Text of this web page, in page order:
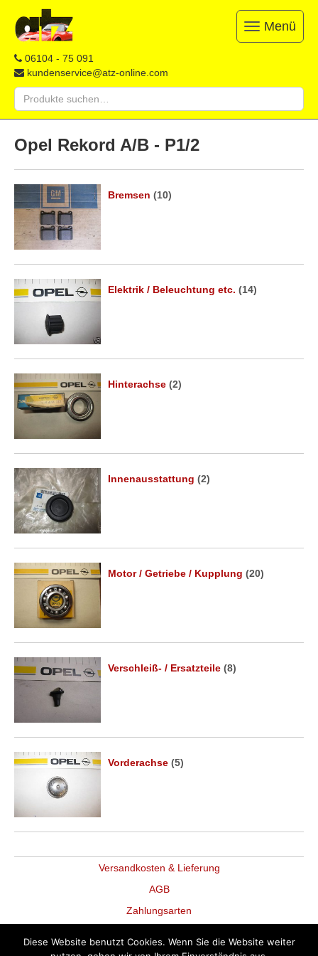
ATZ
Opel-
Ersatzteile
Restauration,
Reparatur
&
Ersatzteile
&
06104 - 75 091
kundenservice@atz-online.com
Suche
nach:
Toggle
navigation
Menü
to
content
Opel Rekord A/B - P1/2
Bremsen(10)
Elektrik / Beleuchtung etc.(14)
Hinterachse(2)
Innenausstattung(2)
Motor / Getriebe / Kupplung(20)
Verschleiß- / Ersatzteile(8)
Vorderachse(5)
Versandkosten & Lieferung
AGB
Zahlungsarten
Widerruf
Diese Website benutzt Cookies. Wenn Sie die Website weiter